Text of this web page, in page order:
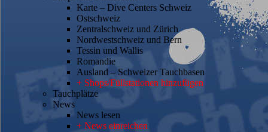
Karte – Dive Centers Schweiz
Ostschweiz
Zentralschweiz und Zürich
Nordwestschweiz und Bern
Tessin und Wallis
Romandie
Ausland – Schweizer Tauchbasen
+ Shops/Füllstationen hinzufügen
Tauchplätze
News
News lesen
+ News einreichen